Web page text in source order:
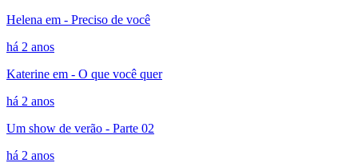
Helena em - Preciso de você
há 2 anos
Katerine em - O que você quer
há 2 anos
Um show de verão - Parte 02
há 2 anos